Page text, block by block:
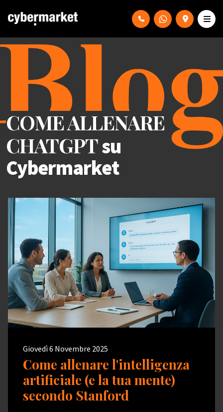
COME ALLENARE
CHATGPTsu
Cybermarket
Giovedì 6 Novembre 2025
Come allenare l'intelligenza
artificiale (e la tua mente)
secondo Stanford